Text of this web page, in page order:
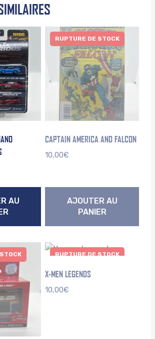
AU
RUPTURE DE STOCK
CAPTAIN AMERICA AND FALCON
10,00€
AJOUTER AU
PANIER
RUPTURE DE STOCK
X-MEN LEGENDS
10,00€